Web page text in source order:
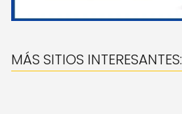
MÁS SITIOS INTERESANTES: